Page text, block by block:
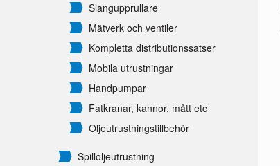
Slangupprullare
Mätverk och ventiler
Kompletta distributionssatser
Mobila utrustningar
Handpumpar
Fatkranar, kannor, mått etc
Oljeutrustningstillbehör
Spilloljeutrustning